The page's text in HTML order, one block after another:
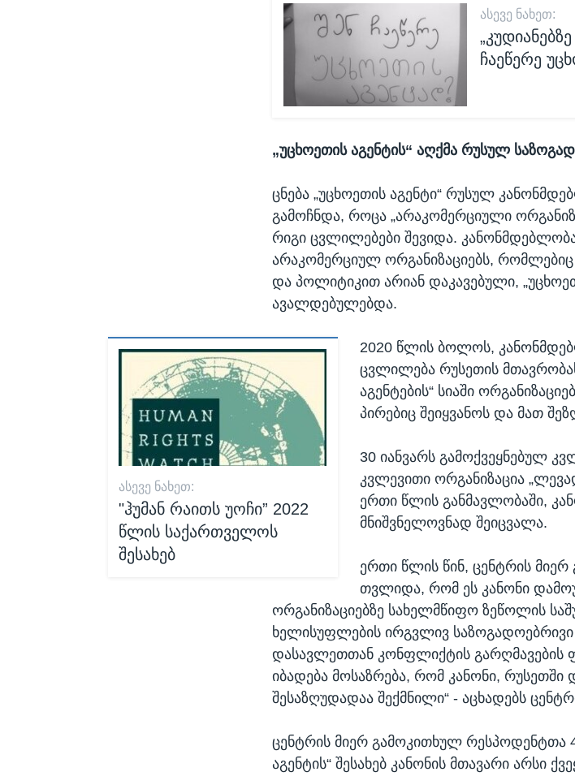
ᲐᲡᲔᲕᲔ ᲜᲐᲮᲔᲗ:
ჩაეწერე
„უცხოეთის აგენტის“ აღქმა რუსულ
ცნება „უცხოეთის აგენტი“ რუსულ
გამოჩნდა, როცა „არაკომერციული
რიგი ცვლილებები შევიდა.
არაკომერციულ ორგანიზაციებს,
და პოლიტიკით არიან დაკავებული,
ავალდებულებდა.
ᲐᲡᲔᲕᲔ ᲜᲐᲮᲔᲗ:
"ჰუმან რაითს უოჩი” 2022
წლის საქართველოს
შესახებ
2020 წლის ბოლოს,
ცვლილება რუსეთის
აგენტების“ სიაში
პირებიც შეიყვანოს და მათ
30 იანვარს გამოქვეყნებულ
კვლევითი ორგანიზაცია
ერთი წლის განმავლობაში,
მნიშვნელოვნად შეიცვალა.
ერთი წლის წინ, ცენტრის
თვლიდა, რომ ეს კანონი
ორგანიზაციებზე სახელმწიფო ზეწოლის
ხელისუფლების ირგვლივ
დასავლეთთან კონფლიქტის გარღმავების
იბადება მოსაზრება, რომ კანონი,
შესაზღუდადაა შექმნილი“ - აცხადებს
ცენტრის მიერ გამოკითხულ რესპოდენტთა
აგენტის“ შესახებ კანონის მთავარი არსი